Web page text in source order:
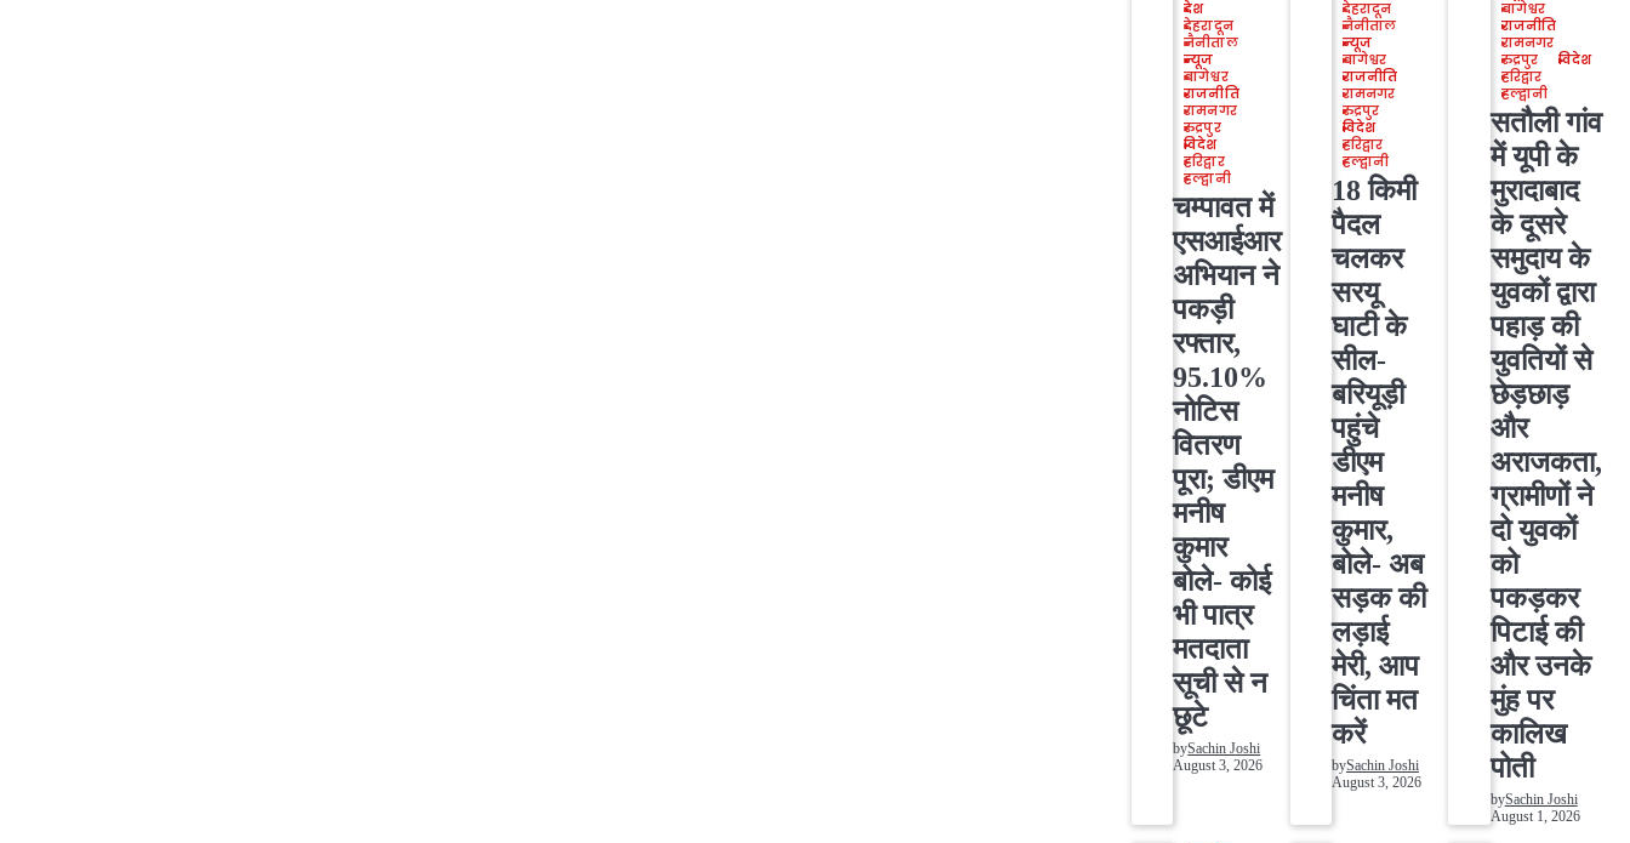
देश
देहरादून
नैनीताल
न्यूज
बागेश्वर
राजनीति
रामनगर
रुद्रपुर
विदेश
हरिद्वार
हल्द्वानी
चम्पावत में
एसआईआर
अभियान ने
पकड़ी
रफ्तार,
95.10%
नोटिस
वितरण
पूरा; डीएम
मनीष
कुमार
बोले- कोई
भी पात्र
मतदाता
सूची से न
छूटे
bySachin Joshi
August 3, 2026
देहरादून
नैनीताल
न्यूज
बागेश्वर
राजनीति
रामनगर
रुद्रपुर
विदेश
हरिद्वार
हल्द्वानी
18 किमी
पैदल
चलकर
सरयू
घाटी के
सील-
बरियूड़ी
पहुंचे
डीएम
मनीष
कुमार,
बोले- अब
सड़क की
लड़ाई
मेरी, आप
चिंता मत
करें
bySachin Joshi
August 3, 2026
बागेश्वर
राजनीति
रामनगर
रुद्रपुर
विदेश
हरिद्वार
हल्द्वानी
सतौली गांव
में यूपी के
मुरादाबाद
के दूसरे
समुदाय के
युवकों द्वारा
पहाड़ की
युवतियों से
छेड़छाड़
और
अराजकता,
ग्रामीणों ने
दो युवकों
को
पकड़कर
पिटाई की
और उनके
मुंह पर
कालिख
पोती
bySachin Joshi
August 1, 2026